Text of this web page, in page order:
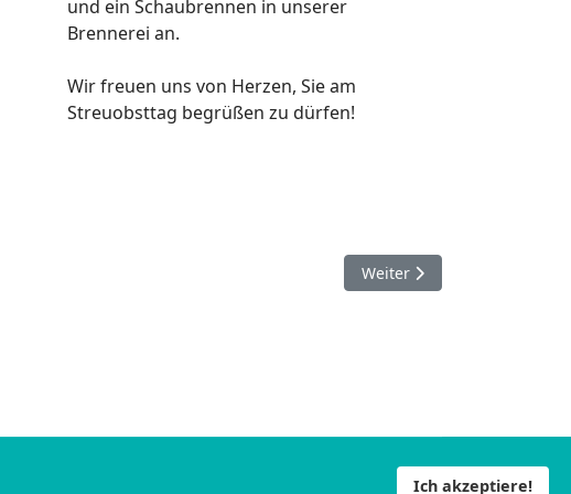
und ein Schaubrennen in unserer
Brennerei an.
Wir freuen uns von Herzen, Sie am
Streuobsttag begrüßen zu dürfen!
Nächster Beitrag: Die
Weiter
Copyright © 2026 Heimatbrennerei. Alle Rechte vorbehalten.Ich akzeptiere!